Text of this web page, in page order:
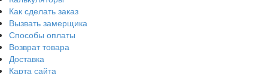
Как сделать заказ
Вызвать замерщика
Способы оплаты
Возврат товара
Доставка
Карта сайта